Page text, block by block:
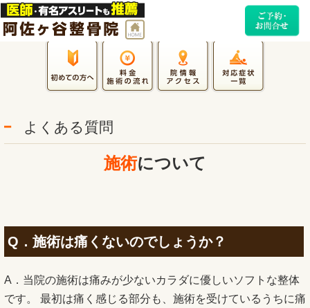
よくある質問
施術について
Q．施術は痛くないのでしょうか？
A．当院の施術は痛みが少ないカラダに優しいソフトな整体
です。 最初は痛く感じる部分も、施術を受けているうちに痛